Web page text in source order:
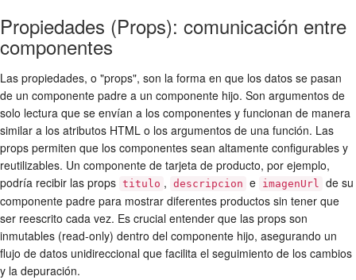
Propiedades (Props): comunicación entre
componentes
Las propiedades, o "props", son la forma en que los datos se pasan
de un componente padre a un componente hijo. Son argumentos de
solo lectura que se envían a los componentes y funcionan de manera
similar a los atributos HTML o los argumentos de una función. Las
props permiten que los componentes sean altamente configurables y
reutilizables. Un componente de tarjeta de producto, por ejemplo,
podría recibir las props titulo , descripcion e imagenUrl de su
componente padre para mostrar diferentes productos sin tener que
ser reescrito cada vez. Es crucial entender que las props son
inmutables (read-only) dentro del componente hijo, asegurando un
flujo de datos unidireccional que facilita el seguimiento de los cambios
y la depuración.